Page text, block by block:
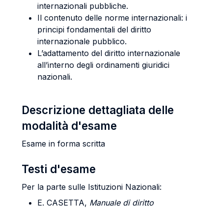
internazionali pubbliche.
Il contenuto delle norme internazionali: i
principi fondamentali del diritto
internazionale pubblico.
L’adattamento del diritto internazionale
all’interno degli ordinamenti giuridici
nazionali.
Descrizione dettagliata delle
modalità d'esame
Esame in forma scritta
Testi d'esame
Per la parte sulle Istituzioni Nazionali:
E. CASETTA, Manuale di diritto